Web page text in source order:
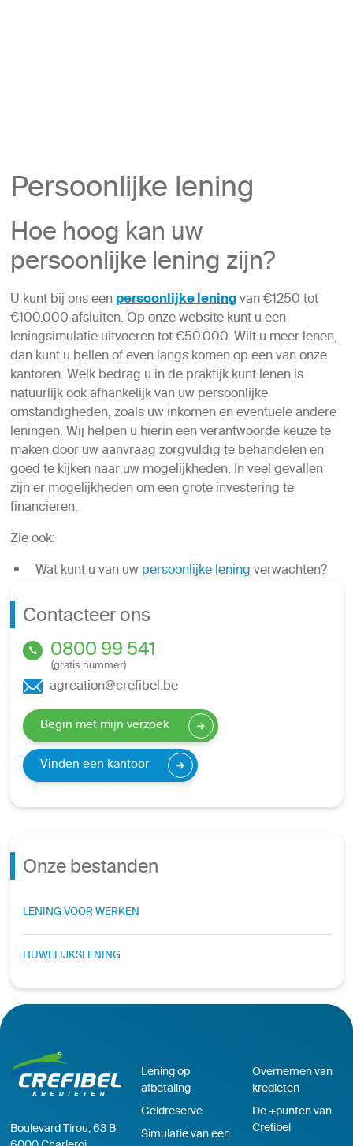
Persoonlijke lening
Hoe hoog kan uw
persoonlijke lening zijn?
U kunt bij ons eenpersoonlijke leningvan €1250 tot
€100.000 afsluiten. Op onze website kunt u een
leningsimulatie uitvoeren tot €50.000. Wilt u meer lenen,
dan kunt u bellen of even langs komen op een van onze
kantoren. Welk bedrag u in de praktijk kunt lenen is
natuurlijk ook afhankelijk van uw persoonlijke
omstandigheden, zoals uw inkomen en eventuele andere
leningen. Wij helpen u hierin een verantwoorde keuze te
maken door uw aanvraag zorgvuldig te behandelen en
goed te kijken naar uw mogelijkheden. In veel gevallen
zijn er mogelijkheden om een grote investering te
financieren.
Zie ook:
Wat kunt u van uwpersoonlijke leningverwachten?
Contacteer ons
0800 99 541
(gratis nummer)
agreation@crefibel.be
Begin met mijn verzoek
Vinden een kantoor
Onze bestanden
LENING VOOR WERKEN
HUWELIJKSLENING
Boulevard Tirou, 63 B-
Lening op
afbetaling
Geldreserve
Simulatie van een
Overnemen van
kredieten
De +punten van
Crefibel